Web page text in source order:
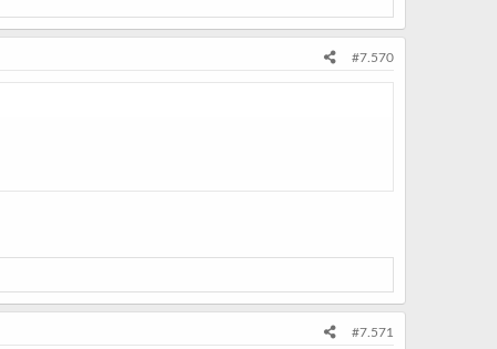
#7.570
#7.571